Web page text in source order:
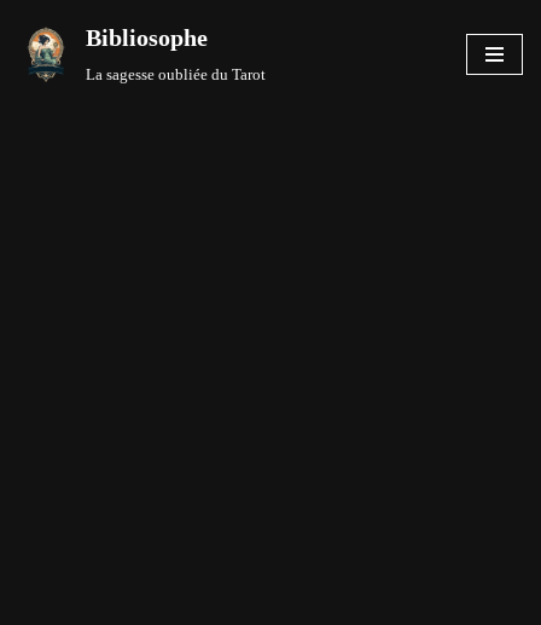
Aller
Bibliosophe
La sagesse oubliée du Tarot